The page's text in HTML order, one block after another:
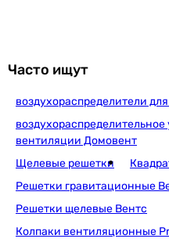
113грн
Часто ищут
воздухораспределители
вентиляции Домовент
Щелевые решетки
Решетки гравитационные
Решетки щелевые Вентс
Колпаки вентиляционные